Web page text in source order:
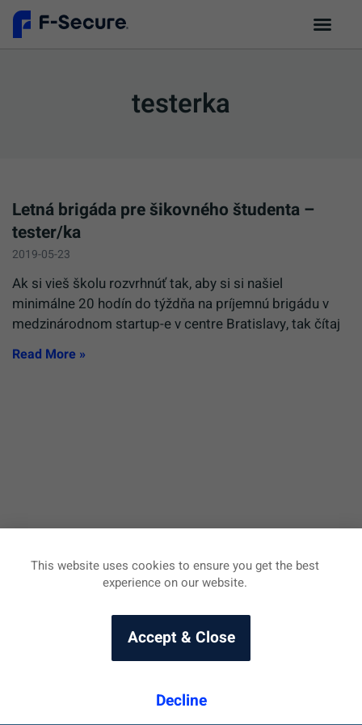
testerka
Letná brigáda pre šikovného študenta –
tester/ka
2019-05-23
Ak si vieš školu rozvrhnúť tak, aby si si našiel
minimálne 20 hodín do týždňa na príjemnú brigádu v
medzinárodnom startup-e v centre Bratislavy, tak čítaj
Read More »
This website uses cookies to ensure you get the best
experience on our website.
Accept & Close
Decline